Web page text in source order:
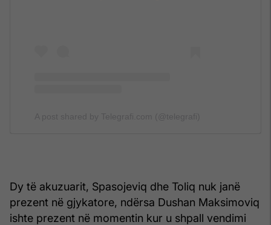
Dy të akuzuarit, Spasojeviq dhe Toliq nuk janë
prezent në gjykatore, ndërsa Dushan Maksimoviq
ishte prezent në momentin kur u shpall vendimi